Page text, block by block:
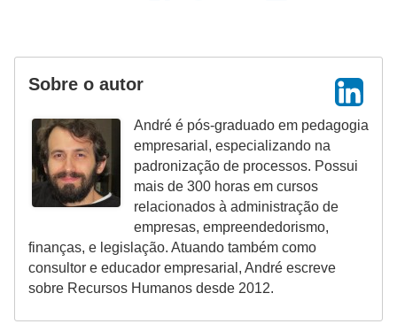
Sobre o autor
André é pós-graduado em pedagogia
empresarial, especializando na
padronização de processos. Possui
mais de 300 horas em cursos
relacionados à administração de
empresas, empreendedorismo,
finanças, e legislação. Atuando também como
consultor e educador empresarial, André escreve
sobre Recursos Humanos desde 2012.